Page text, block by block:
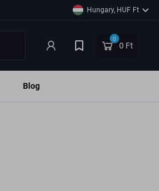
Hungary, HUF Ft
0
0 Ft
Blog